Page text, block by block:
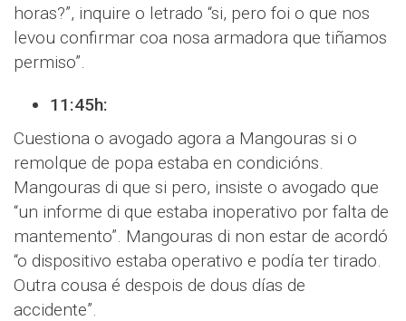
horas?”, inquire o letrado “si, pero foi o que nos
levou confirmar coa nosa armadora que tiñamos
permiso”.
11:45h:
Cuestiona o avogado agora a Mangouras si o
remolque de popa estaba en condicións.
Mangouras di que si pero, insiste o avogado que
“un informe di que estaba inoperativo por falta de
mantemento”. Mangouras di non estar de acordó
“o dispositivo estaba operativo e podía ter tirado.
Outra cousa é despois de dous días de
accidente”.